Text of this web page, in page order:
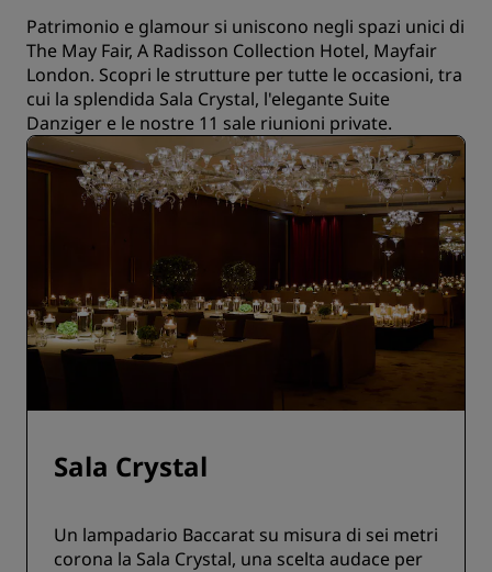
Patrimonio e glamour si uniscono negli spazi unici di
The May Fair, A Radisson Collection Hotel, Mayfair
London. Scopri le strutture per tutte le occasioni, tra
cui la splendida Sala Crystal, l'elegante Suite
Danziger e le nostre 11 sale riunioni private.
Sala Crystal
Un lampadario Baccarat su misura di sei metri
corona la Sala Crystal, una scelta audace per